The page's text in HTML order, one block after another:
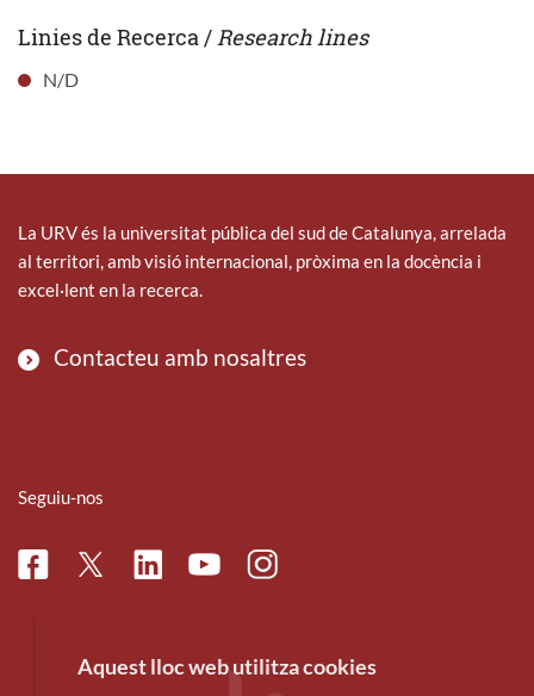
Linies de Recerca / Research lines
N/D
La URV és la universitat pública del sud de Catalunya, arrelada
al territori, amb visió internacional, pròxima en la docència i
excel·lent en la recerca.
Contacteu amb nosaltres
Seguiu-nos
FacebookTwitterLinkedinYoutubeInstagram
Aquest lloc web utilitza cookies